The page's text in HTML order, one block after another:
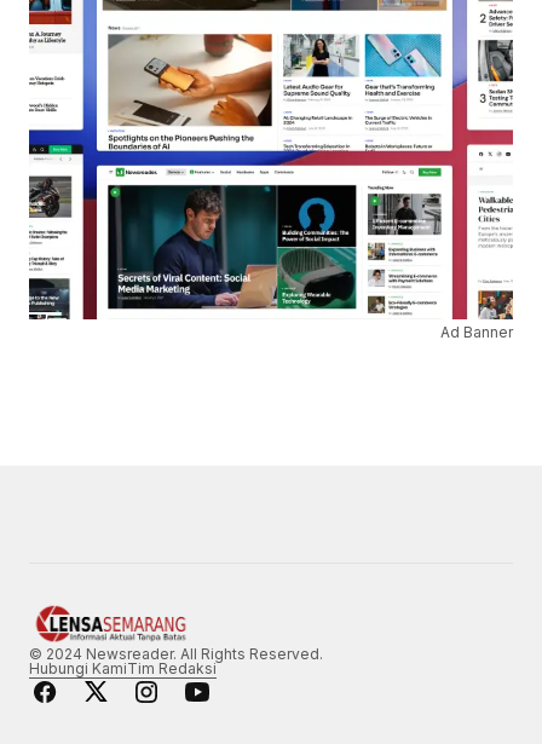
Ad Banner
© 2024 Newsreader. All Rights Reserved.
Hubungi KamiTim Redaksi